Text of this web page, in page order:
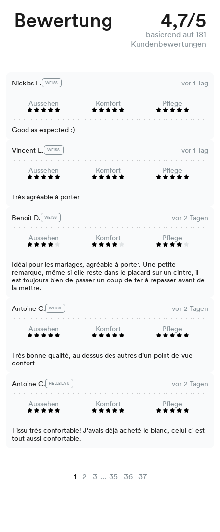
Bewertung 4,7/5
basierend auf 181
Kundenbewertungen
Nicklas E. WEISS vor 1 Tag
Aussehen Komfort Pflege
Good as expected :)
Vincent L. WEISS vor 1 Tag
Aussehen Komfort Pflege
Très agréable à porter
Benoît D. WEISS vor 2 Tagen
Aussehen Komfort Pflege
Idéal pour les mariages, agréable à porter. Une petite
remarque, même si elle reste dans le placard sur un cintre, il
est toujours bien de passer un coup de fer à repasser avant de
la mettre.
Antoine C. WEISS vor 2 Tagen
Aussehen Komfort Pflege
Très bonne qualité, au dessus des autres d'un point de vue
confort
Antoine C. HELLBLAU vor 2 Tagen
Aussehen Komfort Pflege
Tissu très confortable! J'avais déjà acheté le blanc, celui ci est
tout aussi confortable.
1 2 3 ... 35 36 37